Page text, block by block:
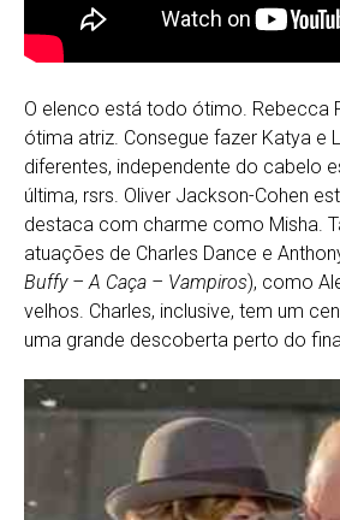
O elenco está todo ótimo. Rebecca
ótima atriz. Consegue fazer Katya e
diferentes, independente do cabelo
última, rsrs. Oliver Jackson-Cohen
destaca com charme como Misha.
atuações de Charles Dance e
Buffy – A Caça – Vampiros), como
velhos. Charles, inclusive, tem um
uma grande descoberta perto do